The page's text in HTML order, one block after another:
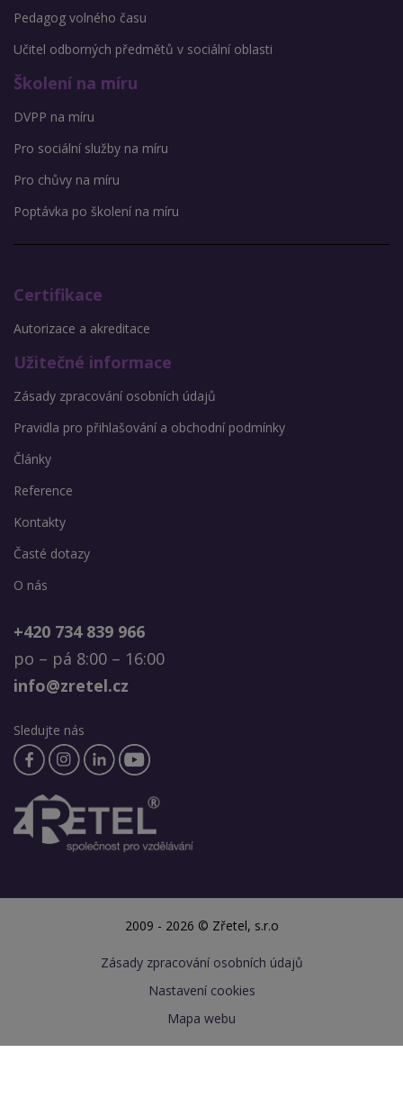
Pedagog volného času
Učitel odborných předmětů v sociální oblasti
Školení na míru
DVPP na míru
Pro sociální služby na míru
Pro chůvy na míru
Poptávka po školení na míru
Certifikace
Autorizace a akreditace
Užitečné informace
Zásady zpracování osobních údajů
Pravidla pro přihlašování a obchodní podmínky
Články
Reference
Kontakty
Časté dotazy
O nás
+420 734 839 966
po – pá 8:00 – 16:00
info@zretel.cz
Sledujte nás
2009 - 2026 © Zřetel, s.r.o
Zásady zpracování osobních údajů
Nastavení cookies
Mapa webu